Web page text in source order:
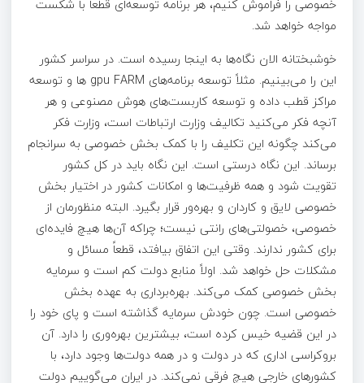
خصوصی را فراموش کنیم، هر برنامه توسعه‌ای قطعاً با شکست
مواجه خواهد شد.
خوشبختانه الان نگاه‌ها به اینجا رسیده است. در سراسر کشور
این را می‌بینیم. مثلاً توسعه برنامه‌های gpu FARM ها و توسعه
مراکز قطب داده و توسعه کاربست‌های هوش مصنوعی و هر
آنچه فکر می‌کنید تکالیف وزارت ارتباطات است، وزارت فکر
می‌کند چگونه این تکلیف را با کمک بخش خصوصی به سرانجام
برساند. این نگاه درستی است. این نگاه باید در کل کشور
تقویت شود و همه ظرفیت‌ها و امکانات کشور در اختیار بخش
خصوصی لایق و کاردان و بهره‌ور قرار بگیرد. البته منظورمان از
خصوصی، خصولتی‌های رانتی نیست؛ چراکه آن‌ها هیچ فایده‌ای
برای کشور ندارند. وقتی این اتفاق بیافتد، قطعاً مسائل و
مشکلات حل خواهد شد. اولاً منابع دولت کم است و سرمایه
بخش خصوصی کمک می‌کند. بهره‌برداری به عهده بخش
خصوصی است. چون خودش سرمایه گذاشته است و پای خود را
در این قضیه خیس کرده است، بیشترین بهره‌وری را دارد. آن
بروکراسی اداری که در دولت و در همه دولت‌ها وجود دارد، با
کشورهای خارجی هیچ فرقی نمی‌کند. در ایران می‌گوییم دولت